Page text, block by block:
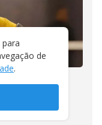
com
de
de
.